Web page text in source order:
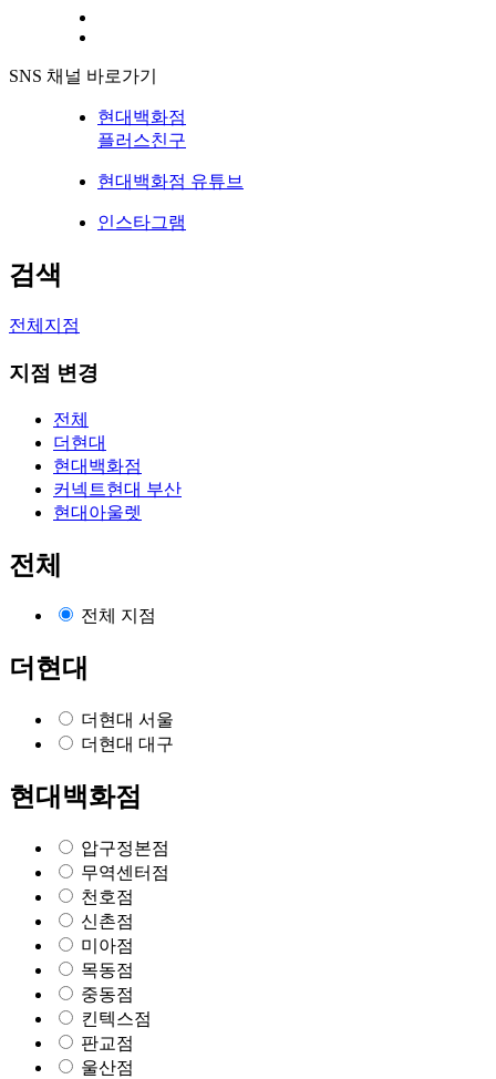
SNS 채널 바로가기
현대백화점
플러스친구
현대백화점 유튜브
인스타그램
검색
전체지점
지점 변경
전체
더현대
현대백화점
커넥트현대 부산
현대아울렛
전체
전체 지점
더현대
더현대 서울
더현대 대구
현대백화점
압구정본점
무역센터점
천호점
신촌점
미아점
목동점
중동점
킨텍스점
판교점
울산점